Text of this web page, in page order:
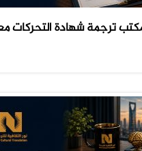
ترجمة شهادة التحركات